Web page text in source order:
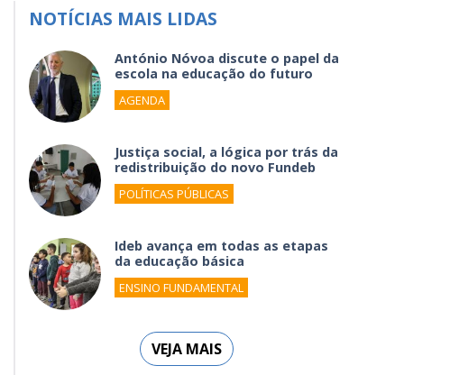
NOTÍCIAS MAIS LIDAS
António Nóvoa discute o papel da
escola na educação do futuro
AGENDA
Justiça social, a lógica por trás da
redistribuição do novo Fundeb
POLÍTICAS PÚBLICAS
Ideb avança em todas as etapas
da educação básica
ENSINO FUNDAMENTAL
VEJA MAIS